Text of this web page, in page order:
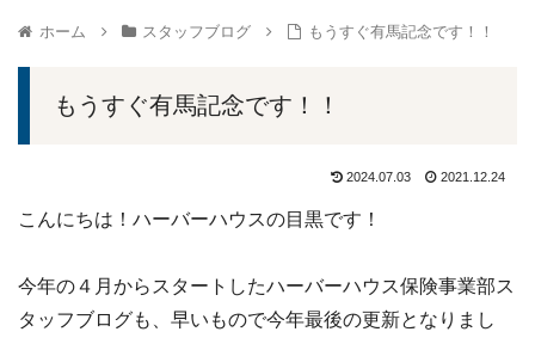
ホーム スタッフブログ もうすぐ有馬記念です！！
もうすぐ有馬記念です！！
2024.07.03 2021.12.24
こんにちは！ハーバーハウスの目黒です！
今年の４月からスタートしたハーバーハウス保険事業部ス
タッフブログも、早いもので今年最後の更新となりまし